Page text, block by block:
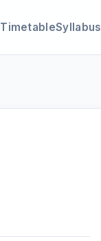
TimetableSyllabus